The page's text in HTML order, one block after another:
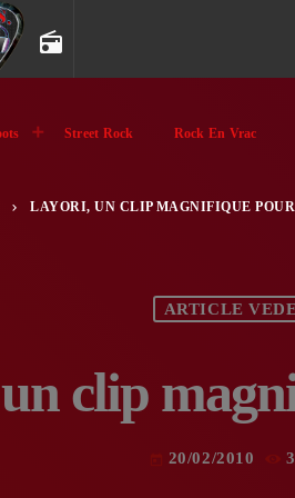
radio
Street Rock Rock En Vrac
keyboard_arrow_right LAYORI, UN CLIP MAGNIFIQUE
ARTICLE
clip
20/02/2010